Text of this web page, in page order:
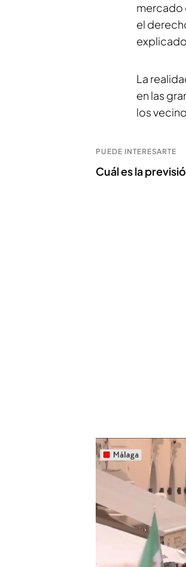
mercado
el
La
en las
los
PUEDE INTERESARTE
Cuál es la
Los problemas
Los
En
vivienda
piden al
del